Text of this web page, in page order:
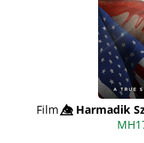
Film👁️⃤Harmadik